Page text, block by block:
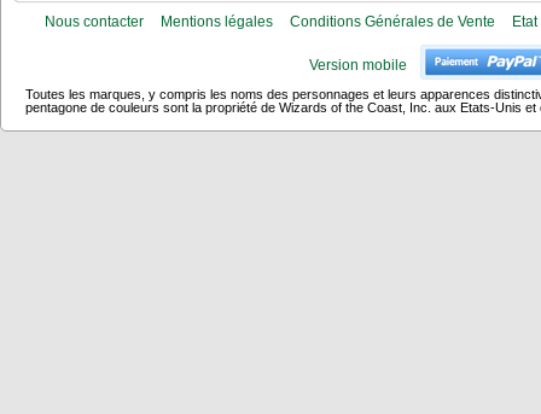
Nous contacter Mentions légales Conditions Générales de Vente
Version mobile
Toutes les marques, y compris les noms des personnages et leurs apparences
pentagone de couleurs sont la propriété de Wizards of the Coast, Inc. aux Etats-Unis